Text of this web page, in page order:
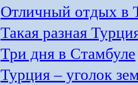
Отличный отдых в
Такая разная
Три дня в Стамбуле
Турция – уголок